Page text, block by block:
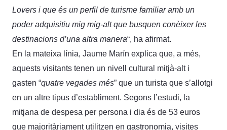
Lovers i que és un perfil de turisme familiar amb un
poder adquisitiu mig mig-alt que busquen conèixer les
destinacions d’una altra manera“, ha afirmat.
En la mateixa línia, Jaume Marín explica que, a més,
aquests visitants tenen un nivell cultural mitjà-alt i
gasten “quatre vegades més” que un turista que s’allotgi
en un altre tipus d’establiment. Segons l’estudi, la
mitjana de despesa per persona i dia és de 53 euros
que majoritàriament utilitzen en gastronomia, visites